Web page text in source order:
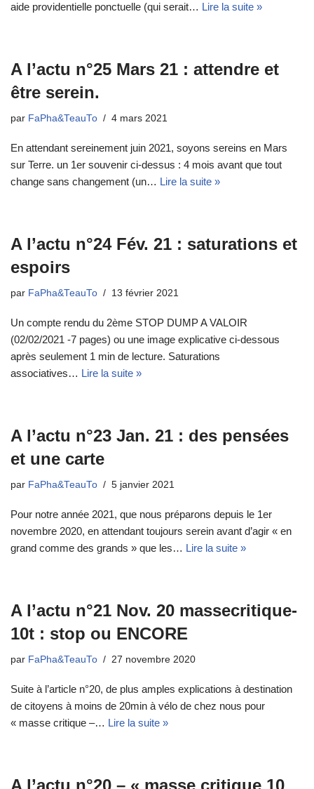
aide providentielle ponctuelle (qui serait… Lire la suite »
A l’actu n°25 Mars 21 : attendre et
être serein.
par FaPha&TeauTo 4 mars 2021
En attendant sereinement juin 2021, soyons sereins en Mars
sur Terre. un 1er souvenir ci-dessus : 4 mois avant que tout
change sans changement (un… Lire la suite »
A l’actu n°24 Fév. 21 : saturations et
espoirs
par FaPha&TeauTo 13 février 2021
Un compte rendu du 2ème STOP DUMP A VALOIR
(02/02/2021 -7 pages) ou une image explicative ci-dessous
après seulement 1 min de lecture. Saturations
associatives… Lire la suite »
A l’actu n°23 Jan. 21 : des pensées
et une carte
par FaPha&TeauTo 5 janvier 2021
Pour notre année 2021, que nous préparons depuis le 1er
novembre 2020, en attendant toujours serein avant d’agir « en
grand comme des grands » que les… Lire la suite »
A l’actu n°21 Nov. 20 massecritique-
10t : stop ou ENCORE
par FaPha&TeauTo 27 novembre 2020
Suite à l’article n°20, de plus amples explications à destination
de citoyens à moins de 20min à vélo de chez nous pour
« masse critique –… Lire la suite »
A l’actu n°20 – « masse critique 10